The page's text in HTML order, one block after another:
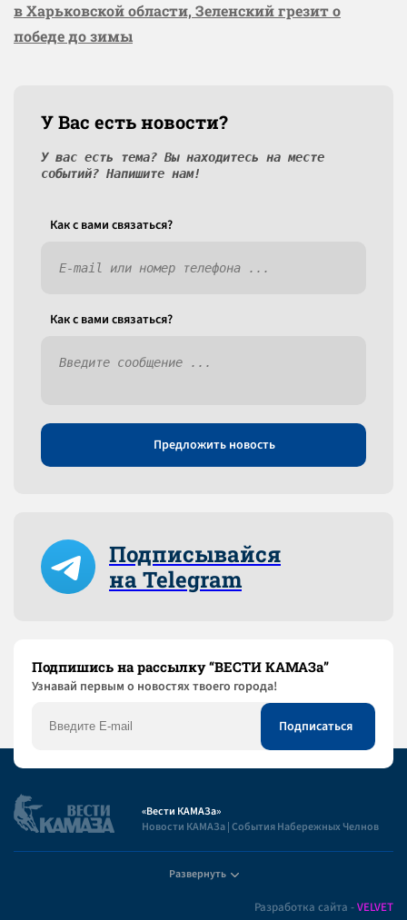
в Харьковской области, Зеленский грезит о
победе до зимы
У Вас есть новости?
У вас есть тема? Вы находитесь на месте
событий? Напишите нам!
Как c вами связаться?
Как c вами связаться?
Предложить новость
Подписывайся
на Telegram
Подпишись на рассылку “ВЕСТИ КАМАЗа”
Узнaвай первым о новостях твоего города!
«Вести КАМАЗа»
Новости КАМАЗа | События Набережных Челнов
Развернуть
Разработка сайта -VELVET